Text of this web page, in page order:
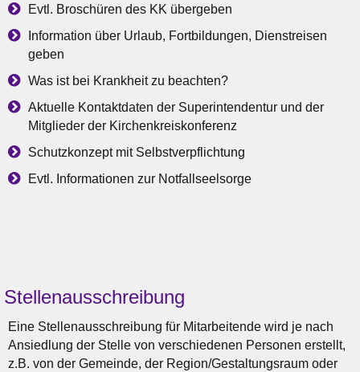
Evtl. Broschüren des KK übergeben
Information über Urlaub, Fortbildungen, Dienstreisen
geben
Was ist bei Krankheit zu beachten?
Aktuelle Kontaktdaten der Superintendentur und der
Mitglieder der Kirchenkreiskonferenz
Schutzkonzept mit Selbstverpflichtung
Evtl. Informationen zur Notfallseelsorge
Stellenausschreibung
Eine Stellenausschreibung für Mitarbeitende wird je nach
Ansiedlung der Stelle von verschiedenen Personen erstellt,
z.B. von der Gemeinde, der Region/Gestaltungsraum oder